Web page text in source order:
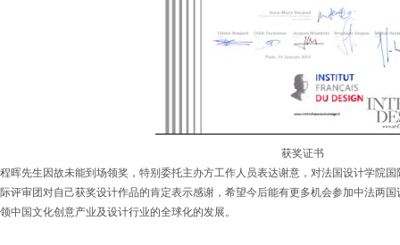
获奖证书
程晖先生因故未能到场领奖，特别委托主办方工作人员表达谢意，对法国设计学院
际评审团对自己获奖设计作品的肯定表示感谢，希望今后能有更多机会参加中法两
领中国文化创意产业及设计行业的全球化的发展。